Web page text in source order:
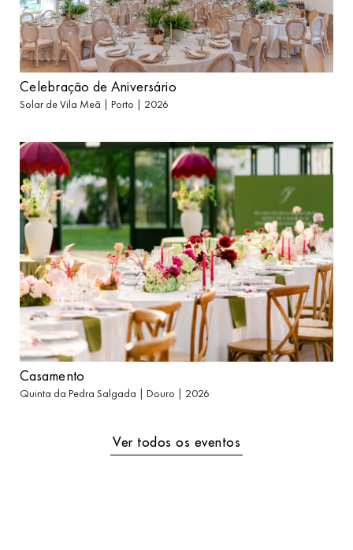
Celebração de Aniversário
Solar de Vila Meã | Porto | 2026
Casamento
Quinta da Pedra Salgada | Douro | 2026
Ver todos os eventos